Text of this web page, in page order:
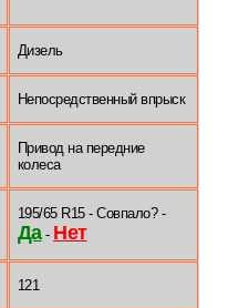
Дизель
Непосредственный впрыск
Привод на передние
колеса
195/65 R15 - Совпало? -
Да- Нет
121